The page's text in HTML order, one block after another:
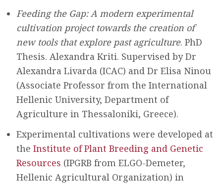
Feeding the Gap: A modern experimental
cultivation project towards the creation of
new tools that explore past agriculture. PhD
Thesis. Alexandra Kriti. Supervised by Dr
Alexandra Livarda (ICAC) and Dr Elisa Ninou
(Associate Professor from the International
Hellenic University, Department of
Agriculture in Thessaloniki, Greece).
Experimental cultivations were developed at
theInstitute of Plant Breeding and Genetic
Resources (IPGRB from ELGO-Demeter,
Hellenic Agricultural Organization) in